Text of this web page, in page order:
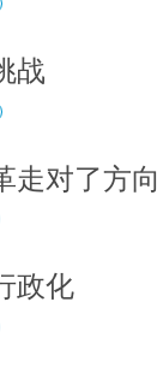
战
走对了方向
政化